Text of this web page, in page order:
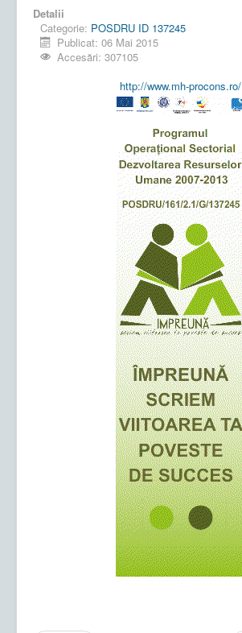
Detalii
Categorie: POSDRU ID 137245
Publicat: 06 Mai 2015
Accesări: 307105
http://www.mh-procons.ro/